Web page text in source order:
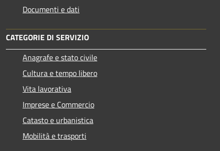
Documenti e dati
CATEGORIE DI SERVIZIO
Anagrafe e stato civile
Cultura e tempo libero
Vita lavorativa
Imprese e Commercio
Catasto e urbanistica
Mobilità e trasporti